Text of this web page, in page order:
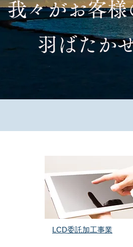
我々がお客
羽ばたか
LCD委託加工事業